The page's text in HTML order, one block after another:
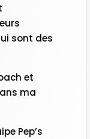
sont des
et
ma
Pep’s